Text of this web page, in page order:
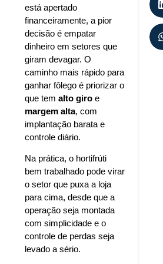
está apertado
financeiramente, a pior
decisão é empatar
dinheiro em setores que
giram devagar. O
caminho mais rápido para
ganhar fôlego é priorizar o
que temalto giro e
margem alta, com
implantação barata e
controle diário.
Na prática, o hortifrúti
bem trabalhado pode virar
o setor que puxa a loja
para cima, desde que a
operação seja montada
com simplicidade e o
controle de perdas seja
levado a sério.